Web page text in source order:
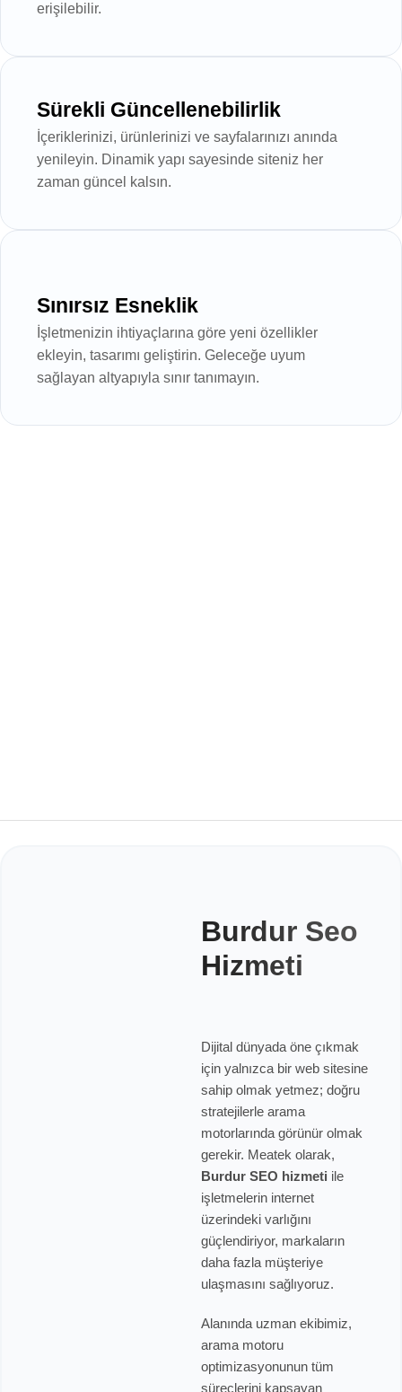
erişilebilir.
Sürekli Güncellenebilirlik
İçeriklerinizi, ürünlerinizi ve sayfalarınızı anında
yenileyin. Dinamik yapı sayesinde siteniz her
zaman güncel kalsın.
Sınırsız Esneklik
İşletmenizin ihtiyaçlarına göre yeni özellikler
ekleyin, tasarımı geliştirin. Geleceğe uyum
sağlayan altyapıyla sınır tanımayın.
Burdur Seo
Hizmeti
Dijital dünyada öne çıkmak
için yalnızca bir web sitesine
sahip olmak yetmez; doğru
stratejilerle arama
motorlarında görünür olmak
gerekir. Meatek olarak,
Burdur SEO hizmeti ile
işletmelerin internet
üzerindeki varlığını
güçlendiriyor, markaların
daha fazla müşteriye
ulaşmasını sağlıyoruz.
Alanında uzman ekibimiz,
arama motoru
optimizasyonunun tüm
süreçlerini kapsayan